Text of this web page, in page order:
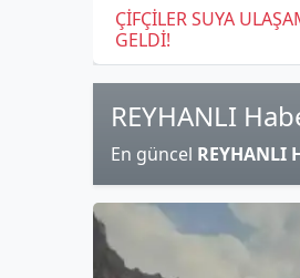
ÇİFÇİLER SUYA
GELDİ!
REYHANLI
En güncel REYHANLI